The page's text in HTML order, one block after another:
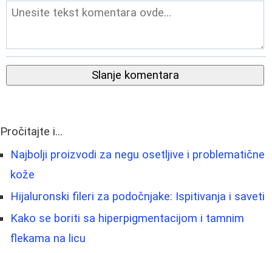
Slanje komentara
Pročitajte i...
Najbolji proizvodi za negu osetljive i problematične
kože
Hijaluronski fileri za podočnjake: Ispitivanja i saveti
Kako se boriti sa hiperpigmentacijom i tamnim
flekama na licu